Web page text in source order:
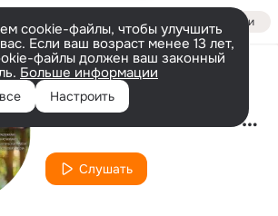
Войти
cookie-файлы, чтобы улучшить
Если ваш возраст менее 13 лет,
файлы должен ваш законный
Больше информации
Настроить
Исполнитель
SanMozart Musics Sanath Shan
Слушать